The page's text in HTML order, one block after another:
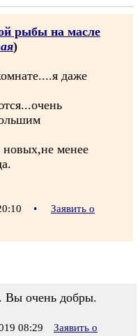
рыбы на масле
)
даже
менее
•
Заявить о
Вы очень добры.
08:29
Заявить о